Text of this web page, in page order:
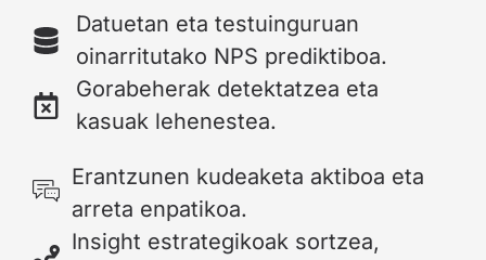
Datuetan eta testuinguruan
oinarritutako NPS prediktiboa.
Gorabeherak detektatzea eta
kasuak lehenestea.
Erantzunen kudeaketa aktiboa eta
arreta enpatikoa.
Insight estrategikoak sortzea,